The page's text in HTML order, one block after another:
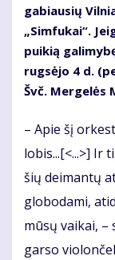
gabiausių
„Simfukai“.
puikią
rugsėjo 4 d.
Švč. Mergelės
– Apie šį
lobis...[<...>] Ir
šių deimantų
globodami,
mūsų vaikai, –
garso